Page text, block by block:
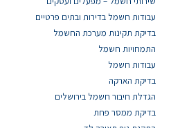
עבודות חשמל בדירות ובתים פרטיים
בדיקת תקינות מערכת החשמל
התמחויות חשמל
עבודות חשמל
בדיקת הארקה
הגדלת חיבור חשמל בירושלים
בדיקת ממסר פחת